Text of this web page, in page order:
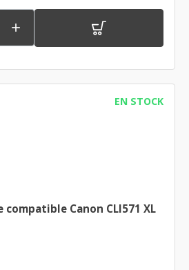

EN STOCK
Canon CLI571 XL